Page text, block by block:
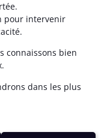
pour intervenir
connaissons bien
dans les plus